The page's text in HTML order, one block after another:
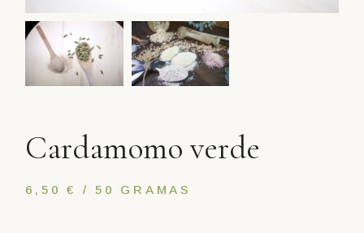
Cardamomo verde
6,50 € / 50 GRAMAS